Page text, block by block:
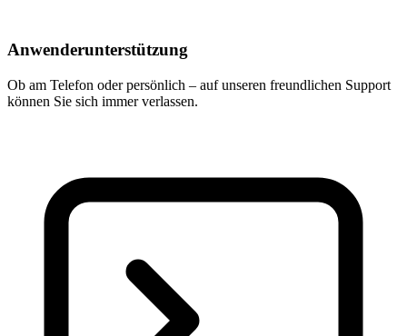
Anwenderunterstützung
Ob am Telefon oder persönlich – auf unseren freundlichen Support
können Sie sich immer verlassen.